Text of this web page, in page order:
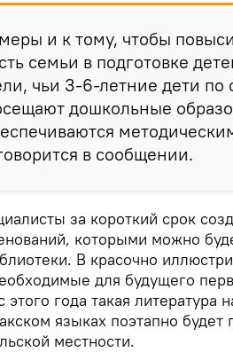
и к тому, чтобы
семьи в подготовке
чьи 3-6-летние дети
дошкольные
в сообщении.
за короткий срок
которыми можно
В красочно
для будущего
года такая литература
языках поэтапно будет
местности.